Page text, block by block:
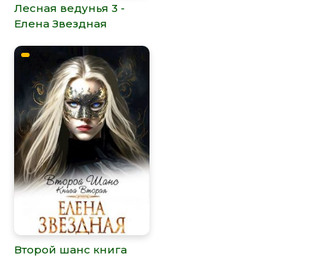
Лесная ведунья 3 -
Елена Звездная
Второй шанс книга